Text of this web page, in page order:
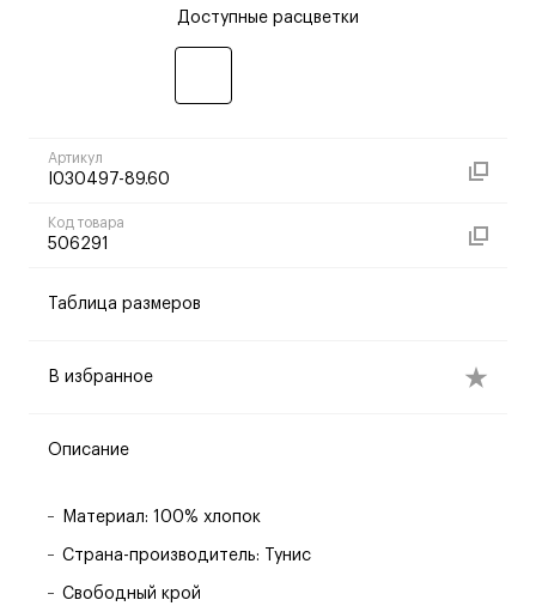
Доступные расцветки
Артикул
I030497-89.60
Код товара
506291
Таблица размеров
В избранное
Описание
Материал: 100% хлопок
Страна-производитель: Тунис
Свободный крой